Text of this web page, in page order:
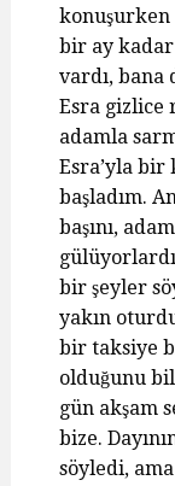
bir ay kadar
vardı, bana
Esra gizlice
adamla
Esra’yla bir
başladım.
başını,
bir şeyler
yakın
bir taksiye
olduğunu
gün akşam
bize.
söyledi,